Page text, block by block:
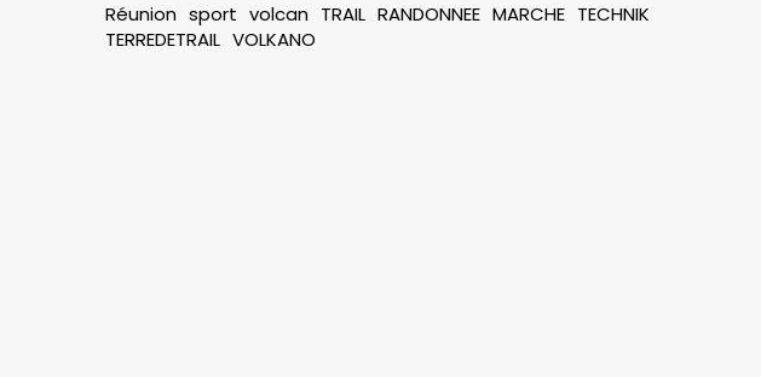
Réunion sport volcan TRAIL RANDONNEE MARCHE TECHNIK
TERREDETRAIL VOLKANO